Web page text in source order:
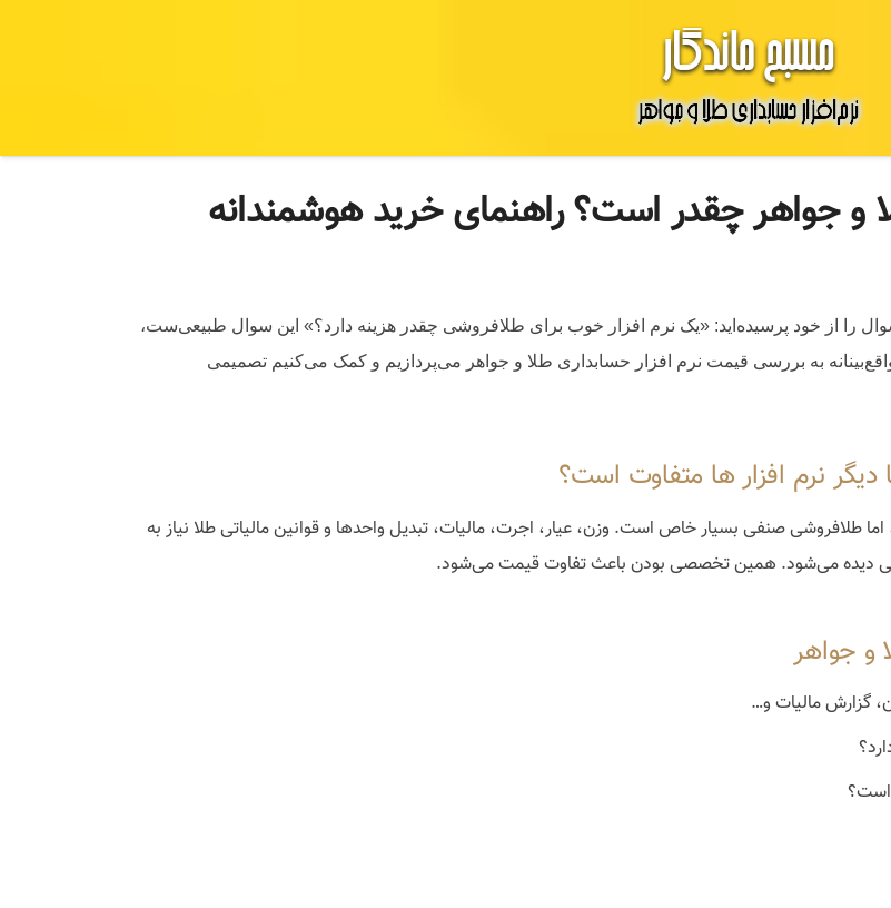
و جواهر چقدر است؟ راهنمای خرید هوشمندانه
را از خود پرسیده‌اید: «یک نرم افزار خوب برای طلافروشی چقدر هزینه دارد؟» این سوال طبیعی‌ست،
به بررسی قیمت نرم افزار حسابداری طلا و جواهر می‌پردازیم و کمک می‌کنیم تصمیمی
طلافروشی صنفی بسیار خاص است. وزن، عیار، اجرت، مالیات، تبدیل واحدها و قوانین مالیاتی طلا نیاز به
دیده می‌شود. همین تخصصی بودن باعث تفاوت قیمت می‌شود.
گزارش مالیات و…
است؟